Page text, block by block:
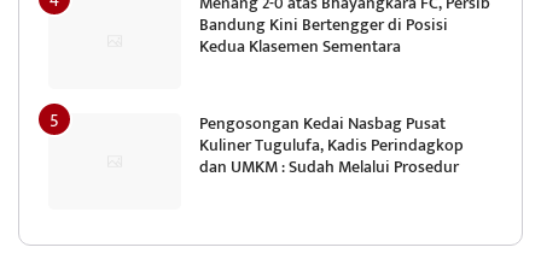
Bandung Kini Bertengger di Posisi
Kedua Klasemen Sementara
Pengosongan Kedai Nasbag Pusat
Kuliner Tugulufa, Kadis Perindagkop
dan UMKM : Sudah Melalui Prosedur